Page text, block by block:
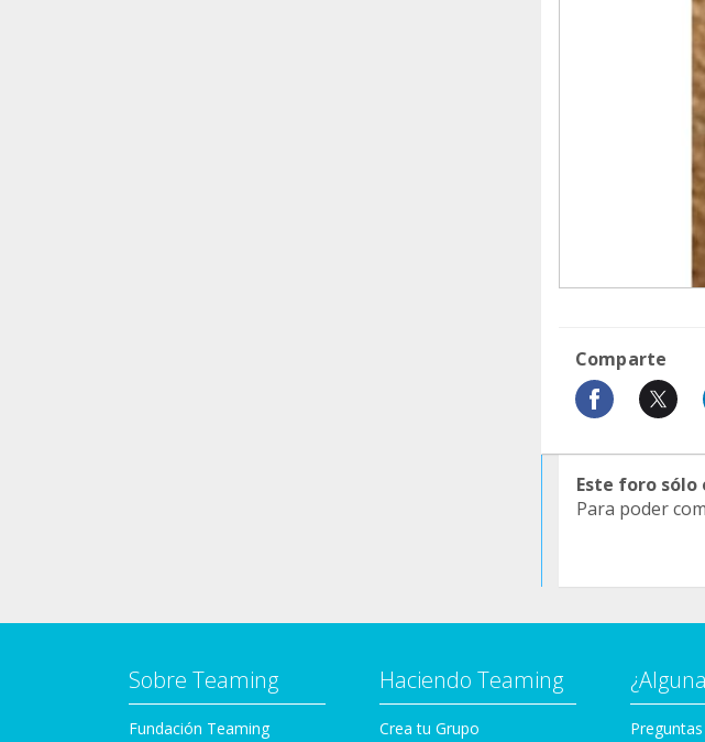
Comparte
Este foro sólo
Para poder
Sobre Teaming
Fundación Teaming
Haciendo Teaming
Crea tu Grupo